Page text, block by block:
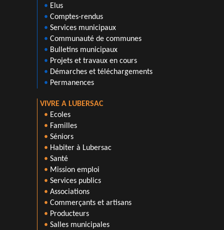
• Elus
• Comptes-rendus
• Services municipaux
• Communauté de communes
• Bulletins municipaux
• Projets et travaux en cours
• Démarches et téléchargements
• Permanences
VIVRE A LUBERSAC
• Ecoles
• Familles
• Séniors
• Habiter à Lubersac
• Santé
• Mission emploi
• Services publics
• Associations
• Commerçants et artisans
• Producteurs
• Salles municipales